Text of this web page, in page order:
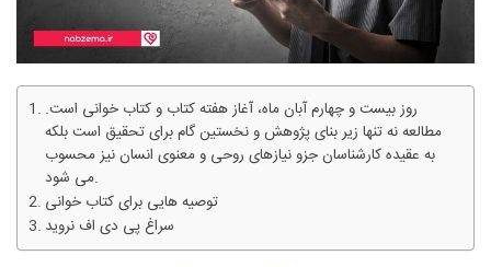
روز بیست و چهارم آبان ماه، آغاز هفته کتاب و کتاب خوانی است.
مطالعه نه تنها زیر بنای پژوهش و نخستین گام برای تحقیق است بلکه
به عقیده کارشناسان جزو نیازهای روحی و معنوی انسان نیز محسوب
می شود.
توصیه هایی برای کتاب خوانی
سراغ پی دی اف نروید